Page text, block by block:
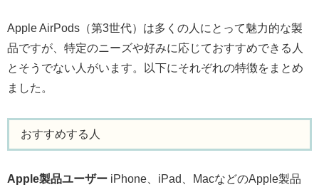
Apple AirPods（第3世代）は多くの人にとって魅力的な製
品ですが、特定のニーズや好みに応じておすすめできる人
とそうでない人がいます。以下にそれぞれの特徴をまとめ
ました。
おすすめする人
Apple製品ユーザー iPhone、iPad、MacなどのApple製品